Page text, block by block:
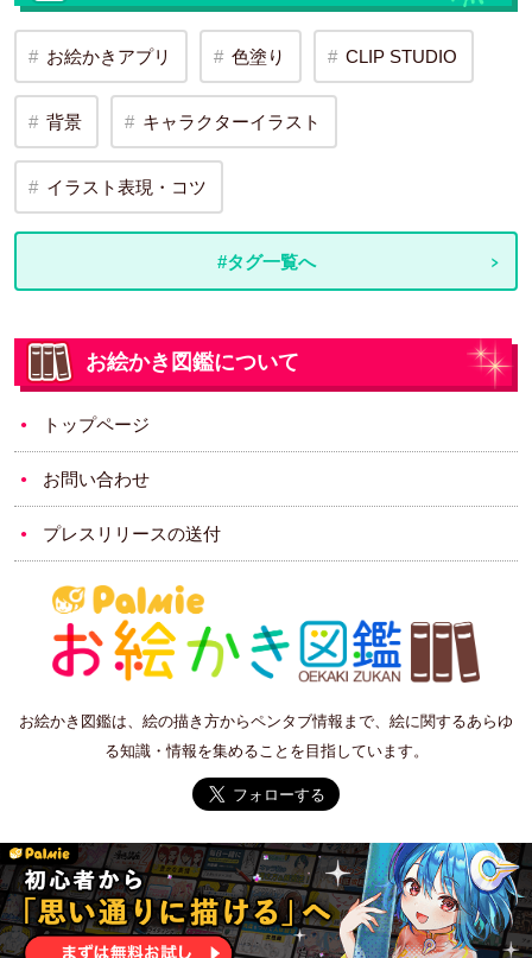
お絵かきアプリ 色塗り CLIP STUDIO
背景 キャラクターイラスト
イラスト表現・コツ
#タグ一覧へ
お絵かき図鑑について
トップページ
お問い合わせ
プレスリリースの送付
お絵かき図鑑は、絵の描き方からペンタブ情報まで、絵に関するあらゆ
る知識・情報を集めることを目指しています。